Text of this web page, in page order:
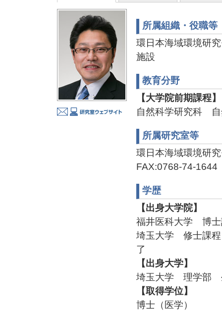
所属組織・役職等
環日本海域環境研
施設
教育分野
【大学院前期課程】
自然科学研究科 自
所属研究室等
環日本海域環境研
FAX:0768-74-1644
学歴
【出身大学院】
福井医科大学 博
埼玉大学 修士課
了
【出身大学】
埼玉大学 理学部
【取得学位】
博士（医学）